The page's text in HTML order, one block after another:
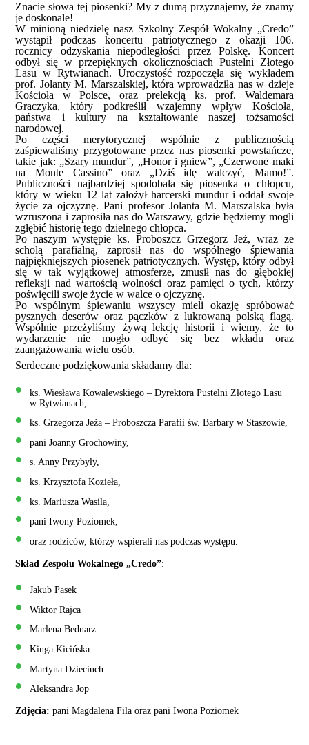
Znacie słowa tej piosenki? My z dumą przyznajemy, że znamy
je doskonale!
W minioną niedzielę nasz Szkolny Zespół Wokalny „Credo”
wystąpił podczas koncertu patriotycznego z okazji 106.
rocznicy odzyskania niepodległości przez Polskę. Koncert
odbył się w przepięknych okolicznościach Pustelni Złotego
Lasu w Rytwianach. Uroczystość rozpoczęła się wykładem
prof. Jolanty M. Marszalskiej, która wprowadziła nas w dzieje
Kościoła w Polsce, oraz prelekcją ks. prof. Waldemara
Graczyka, który podkreślił wzajemny wpływ Kościoła,
państwa i kultury na kształtowanie naszej tożsamości
narodowej.
Po części merytorycznej wspólnie z publicznością
zaśpiewaliśmy przygotowane przez nas piosenki powstańcze,
takie jak: „Szary mundur”, „Honor i gniew”, „Czerwone maki
na Monte Cassino” oraz „Dziś idę walczyć, Mamo!”.
Publiczności najbardziej spodobała się piosenka o chłopcu,
który w wieku 12 lat założył harcerski mundur i oddał swoje
życie za ojczyznę. Pani profesor Jolanta M. Marszalska była
wzruszona i zaprosiła nas do Warszawy, gdzie będziemy mogli
zgłębić historię tego dzielnego chłopca.
Po naszym występie ks. Proboszcz Grzegorz Jeż, wraz ze
scholą parafialną, zaprosił nas do wspólnego śpiewania
najpiękniejszych piosenek patriotycznych. Występ, który odbył
się w tak wyjątkowej atmosferze, zmusił nas do głębokiej
refleksji nad wartością wolności oraz pamięci o tych, którzy
poświęcili swoje życie w walce o ojczyznę.
Po wspólnym śpiewaniu wszyscy mieli okazję spróbować
pysznych deserów oraz pączków z lukrowaną polską flagą.
Wspólnie przeżyliśmy żywą lekcję historii i wiemy, że to
wydarzenie nie mogło odbyć się bez wkładu oraz
zaangażowania wielu osób.
Serdeczne podziękowania składamy dla:
ks. Wiesława Kowalewskiego – Dyrektora Pustelni Złotego Lasu
w Rytwianach,
ks. Grzegorza Jeża – Proboszcza Parafii św. Barbary w Staszowie,
pani Joanny Grochowiny,
s. Anny Przybyły,
ks. Krzysztofa Kozieła,
ks. Mariusza Wasila,
pani Iwony Poziomek,
oraz rodziców, którzy wspierali nas podczas występu.
Skład Zespołu Wokalnego „Credo”:
Jakub Pasek
Wiktor Rajca
Marlena Bednarz
Kinga Kicińska
Martyna Dzieciuch
Aleksandra Jop
Zdjęcia: pani Magdalena Fila oraz pani Iwona Poziomek